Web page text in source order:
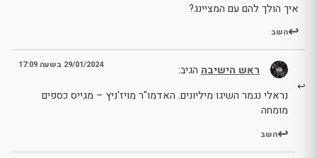
איך הולך להם עם המציינג?
השב
ראש הישיבה הגיב: 29/01/2024 בשעה 17:09
נראלי נגמר השיגו מיליונים. האדמו"ר מויז'ניץ – מגייס כספים
מומחה
השב